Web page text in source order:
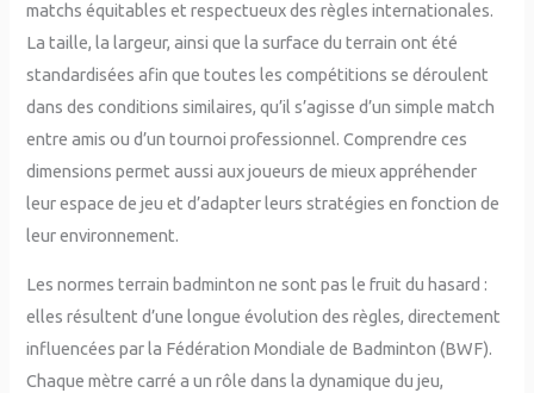
matchs équitables et respectueux des règles internationales.
La taille, la largeur, ainsi que la surface du terrain ont été
standardisées afin que toutes les compétitions se déroulent
dans des conditions similaires, qu’il s’agisse d’un simple match
entre amis ou d’un tournoi professionnel. Comprendre ces
dimensions permet aussi aux joueurs de mieux appréhender
leur espace de jeu et d’adapter leurs stratégies en fonction de
leur environnement.
Les normes terrain badminton ne sont pas le fruit du hasard :
elles résultent d’une longue évolution des règles, directement
influencées par la Fédération Mondiale de Badminton (BWF).
Chaque mètre carré a un rôle dans la dynamique du jeu,